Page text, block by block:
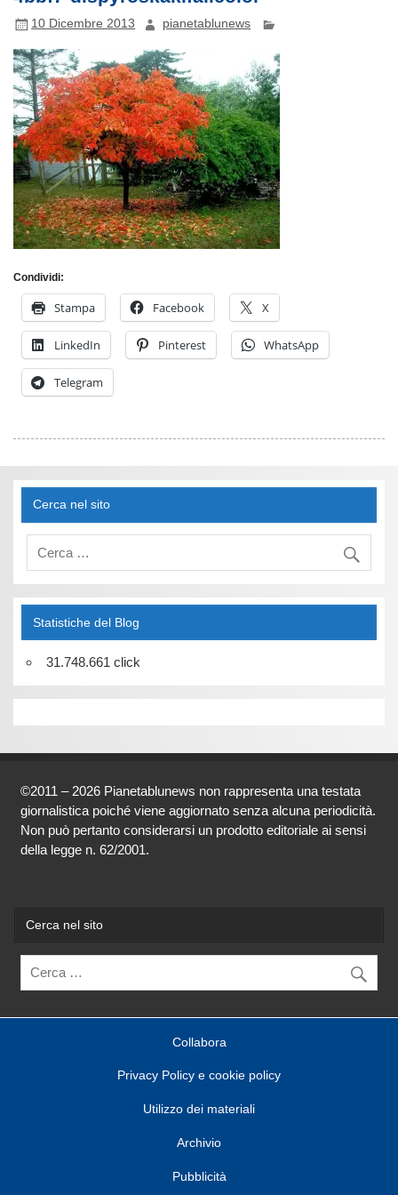
10 Dicembre 2013 pianetablunews
Condividi:
Stampa Facebook X
LinkedIn Pinterest WhatsApp
Telegram
Cerca nel sito
Statistiche del Blog
31.748.661 click
©2011 – 2026 Pianetablunews non rappresenta una testata
giornalistica poiché viene aggiornato senza alcuna periodicità.
Non può pertanto considerarsi un prodotto editoriale ai sensi
della legge n. 62/2001.
Cerca nel sito
Collabora
Privacy Policy e cookie policy
Utilizzo dei materiali
Archivio
Pubblicità